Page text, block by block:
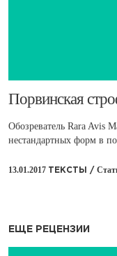
​Порвинская
Обозреватель Rara Avis
нестандартных форм в
13.01.2017 ТЕКСТЫ /
ЕЩЕ РЕЦЕНЗИИ